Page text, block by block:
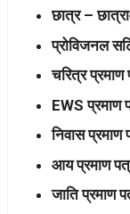
छात्र –
प्रोविजनल
चरित्र प्रमाण
EWS प्रमाण
निवास प्रमाण
आय प्रमाण
जाति प्रमाण